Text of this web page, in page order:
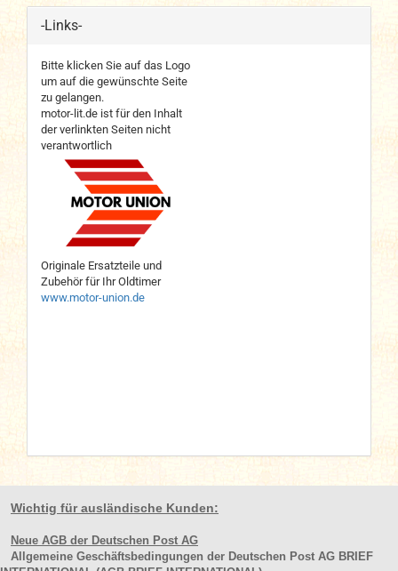
-Links-
Bitte klicken Sie auf das Logo
um auf die gewünschte Seite
zu gelangen.
motor-lit.de ist für den Inhalt
der verlinkten Seiten nicht
verantwortlich
Originale Ersatzteile und
Zubehör für Ihr Oldtimer
www.motor-union.de
Wichtig für ausländische Kunden:
Neue AGB der Deutschen Post AG
Allgemeine Geschäftsbedingungen der Deutschen Post AG BRIEF